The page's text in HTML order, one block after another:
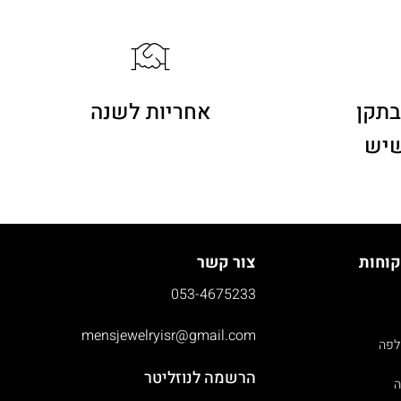
אחריות לשנה
צור קשר
053-4675233
mensjewelryisr@gmail.com
הרשמה לנוזליטר